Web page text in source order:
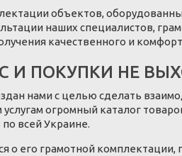
объектов,
наших специалистов,
качественного и
И ПОКУПКИ НЕ
нами с целью сделать
огромный каталог
всей Украине.
о его грамотной